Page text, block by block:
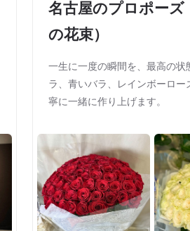
名古屋のプロポーズ
の花束）
一生に一度の瞬間を、最高の
ラ、青いバラ、レインボーロ
寧に一緒に作り上げます。